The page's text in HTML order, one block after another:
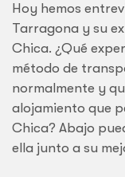
Hoy hemos
Tarragona y su
Chica. ¿Qué
método de
normalmente y
alojamiento que
Chica? Abajo
ella junto a su